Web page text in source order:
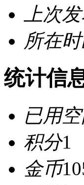
上次
所在
统计信
已用
积分1
金币